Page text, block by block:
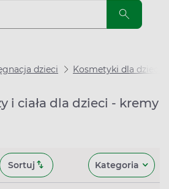
dzieci Kosmetyki dla dzieci
i ciała dla dzieci - kremy
Sortuj Kategoria